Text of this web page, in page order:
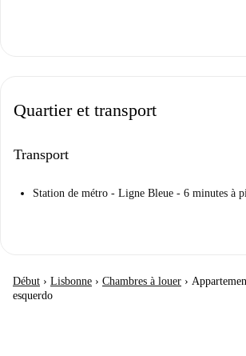
Quartier et transport
Transport
Station de métro - Ligne Bleue - 6 minutes à
Début › Lisbonne › Chambres à louer ›
esquerdo